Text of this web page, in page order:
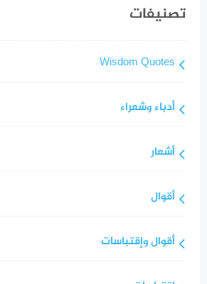
تصنيفات
Wisdom Quotes
أدباء وشعراء
أشعار
أقوال
أقوال وإقتباسات